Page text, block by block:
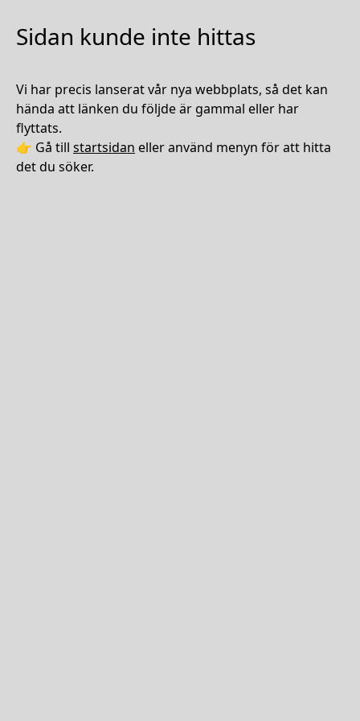
Sidan kunde inte hittas
Vi har precis lanserat vår nya webbplats, så det kan
hända att länken du följde är gammal eller har
flyttats.
👉 Gå till startsidan eller använd menyn för att hitta
det du söker.